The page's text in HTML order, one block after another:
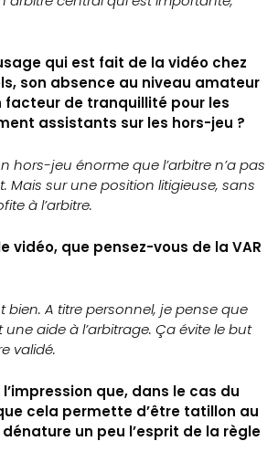
qui est fait de la vidéo chez
son absence au niveau amateur
de tranquillité pour les
assistants sur les hors-jeu ?
hors-jeu énorme que l’arbitre n’a pas
Mais sur une position litigieuse, sans
à l’arbitre.
vidéo, que pensez-vous de la VAR
bien. A titre personnel, je pense que
une aide à l’arbitrage. Ça évite le but
validé.
l’impression que, dans le cas du
cela permette d’être tatillon au
un peu l’esprit de la règle